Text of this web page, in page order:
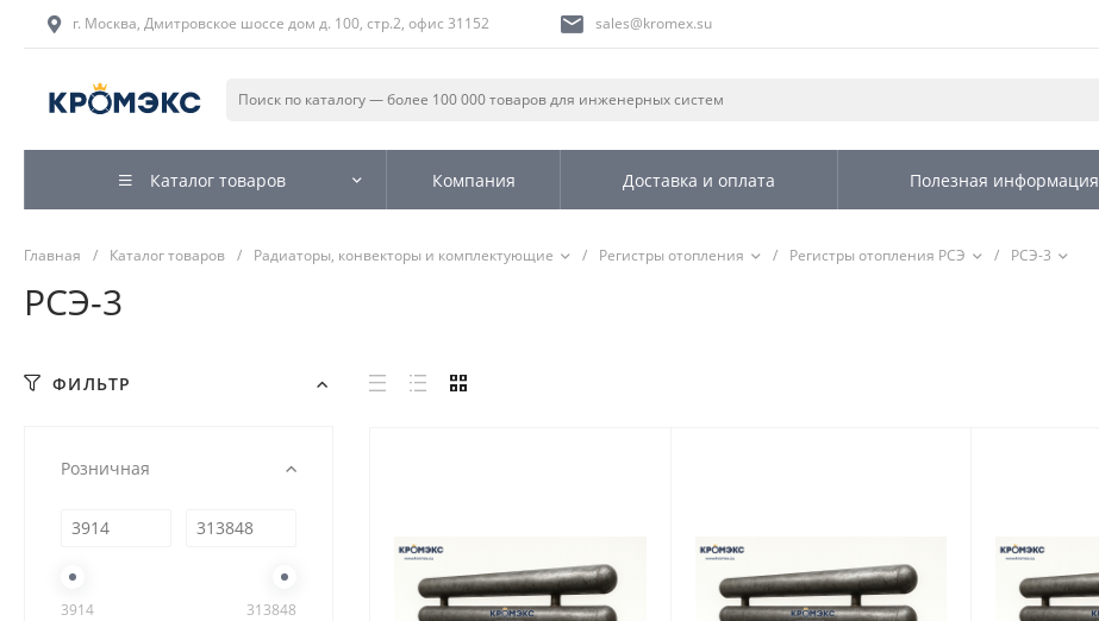
г. Москва, Дмитровское шоссе дом д. 100, стр.2, офис 31152 sales@kromex.su
Каталог товаров Компания Доставка и оплата Полезная информация
Главная / Каталог товаров / Радиаторы, конвекторы и комплектующие / Регистры отопления / Регистры отопления РСЭ / РСЭ-3
РСЭ-3
ФИЛЬТР
Розничная
3914 313848